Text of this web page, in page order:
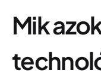
Mik